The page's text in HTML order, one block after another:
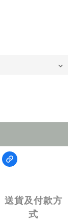
送貨及付款方
式